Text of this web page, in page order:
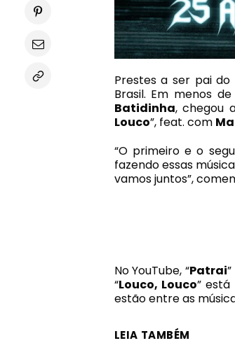
Prestes a ser pai
Brasil. Em menos
Batidinha, chegou
Louco”, feat. com
“O primeiro e o
fazendo essas
vamos juntos”,
No YouTube, “Patrai
“Louco, Louco”
estão entre as
LEIA TAMBÉM